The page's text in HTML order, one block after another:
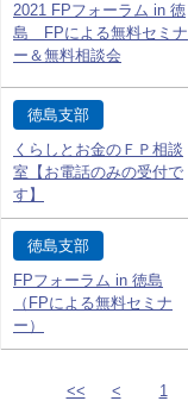
2021 FPフォーラム in 徳
島 FPによる無料セミナ
ー＆無料相談会
徳島支部
くらしとお金のＦＰ相談
室【お電話のみの受付で
す】
徳島支部
FPフォーラム in 徳島
（FPによる無料セミナ
ー）
<< < 1